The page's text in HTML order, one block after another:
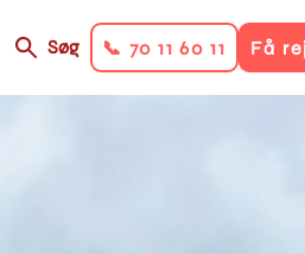
Søg 📞 70 11 60 11 Få